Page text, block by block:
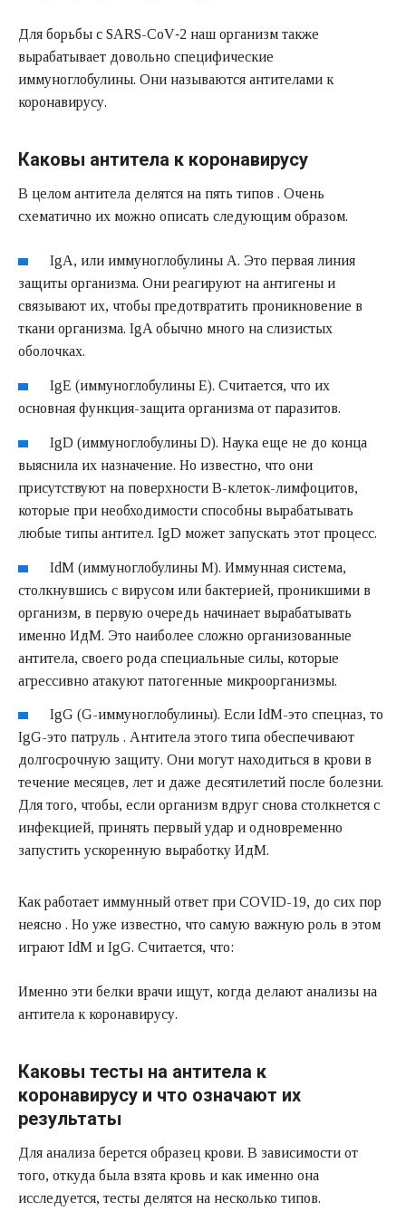
Для борьбы с SARS-CoV‑2 наш организм также
вырабатывает довольно специфические
иммуноглобулины. Они называются антителами к
коронавирусу.
Каковы антитела к коронавирусу
В целом антитела делятся на пять типов . Очень
схематично их можно описать следующим образом.
IgA, или иммуноглобулины А. Это первая линия
защиты организма. Они реагируют на антигены и
связывают их, чтобы предотвратить проникновение в
ткани организма. IgA обычно много на слизистых
оболочках.
IgE (иммуноглобулины Е). Считается, что их
основная функция-защита организма от паразитов.
IgD (иммуноглобулины D). Наука еще не до конца
выяснила их назначение. Но известно, что они
присутствуют на поверхности В-клеток-лимфоцитов,
которые при необходимости способны вырабатывать
любые типы антител. IgD может запускать этот процесс.
IdM (иммуноглобулины М). Иммунная система,
столкнувшись с вирусом или бактерией, проникшими в
организм, в первую очередь начинает вырабатывать
именно ИдМ. Это наиболее сложно организованные
антитела, своего рода специальные силы, которые
агрессивно атакуют патогенные микроорганизмы.
IgG (G-иммуноглобулины). Если IdM-это спецназ, то
IgG-это патруль . Антитела этого типа обеспечивают
долгосрочную защиту. Они могут находиться в крови в
течение месяцев, лет и даже десятилетий после болезни.
Для того, чтобы, если организм вдруг снова столкнется с
инфекцией, принять первый удар и одновременно
запустить ускоренную выработку ИдМ.
Как работает иммунный ответ при COVID-19, до сих пор
неясно . Но уже известно, что самую важную роль в этом
играют IdM и IgG. Считается, что:
Именно эти белки врачи ищут, когда делают анализы на
антитела к коронавирусу.
Каковы тесты на антитела к
коронавирусу и что означают их
результаты
Для анализа берется образец крови. В зависимости от
того, откуда была взята кровь и как именно она
исследуется, тесты делятся на несколько типов.